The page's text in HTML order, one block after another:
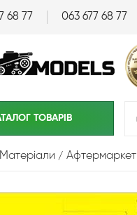
68 77 063 677 68 77
ТОВАРIВ
Матеріали Афтермаркет